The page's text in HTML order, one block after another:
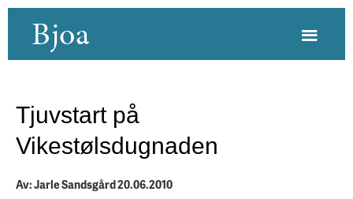
Bjoa
Tjuvstart på
Vikestølsdugnaden
Av: Jarle Sandsgård 20.06.2010